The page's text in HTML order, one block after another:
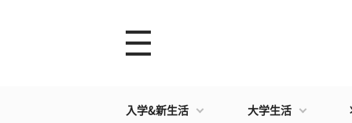
入学&新生活 大学生活